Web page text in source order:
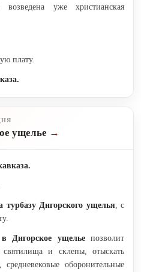
уже христианская
плату.
ущелье
турбазу Дигорского ущелья , с
в Дигорское ущельепозволит
святилища и склепы, отыскать
оборонительные